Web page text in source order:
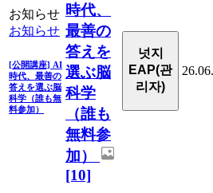
お知らせ
お知らせ
[公開講座] AI
時代、最善の
答えを選ぶ脳
科学（誰も無
料参加）
時代、
最善の
答えを
選ぶ脳
科学
（誰も
無料参
加）
[10]
넛지
EAP(관
리자)